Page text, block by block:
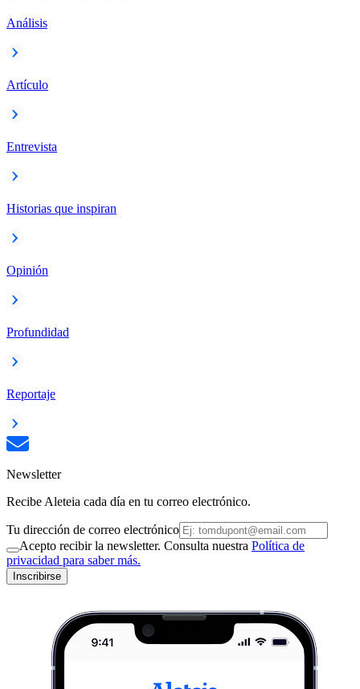
Análisis
Artículo
Entrevista
Historias que inspiran
Opinión
Profundidad
Reportaje
Newsletter
Recibe Aleteia cada día en tu correo electrónico.
Tu dirección de correo electrónico
Acepto recibir la newsletter. Consulta nuestra Política de
privacidad para saber más.
Inscribirse